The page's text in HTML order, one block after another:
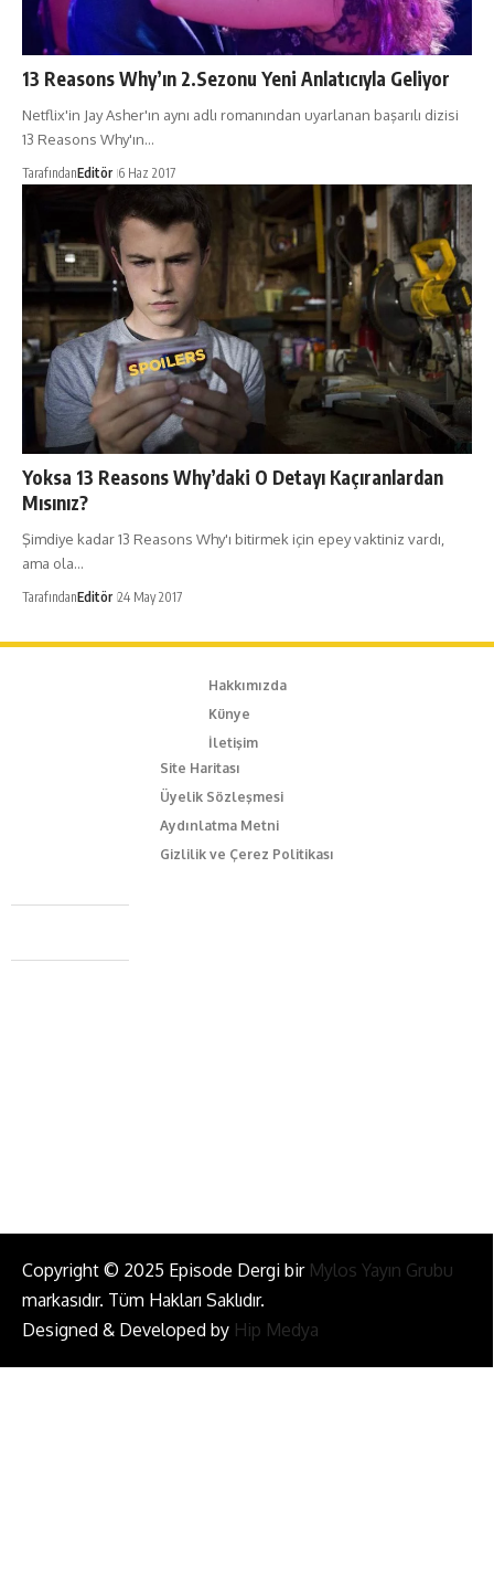
13 Reasons Why’ın 2.Sezonu Yeni Anlatıcıyla Geliyor
Netflix'in Jay Asher'ın aynı adlı romanından uyarlanan başarılı dizisi
13 Reasons Why'ın…
TarafındanEditör 6 Haz 2017
Yoksa 13 Reasons Why’daki O Detayı Kaçıranlardan
Mısınız?
Şimdiye kadar 13 Reasons Why'ı bitirmek için epey vaktiniz vardı,
ama ola…
TarafındanEditör 24 May 2017
Hakkımızda
Künye
İletişim
Site Haritası
Üyelik Sözleşmesi
Aydınlatma Metni
Gizlilik ve Çerez Politikası
Caferağa Mah. Dr. Şakir Paşa Sok. No3/A Kadıköy İstanbul
+90 543 345 46 00
Copyright © 2025 Episode Dergi bir Mylos Yayın Grubu
markasıdır. Tüm Hakları Saklıdır.
Designed & Developed by Hip Medya